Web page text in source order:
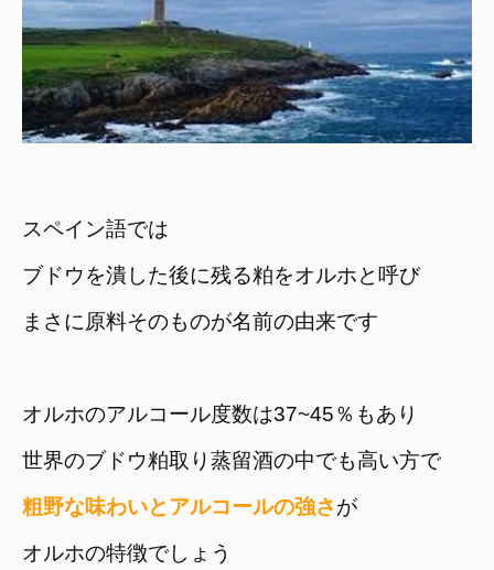
スペイン語では
ブドウを潰した後に残る粕をオルホと呼び
まさに原料そのものが名前の由来です
オルホのアルコール度数は37~45％もあり
世界のブドウ粕取り蒸留酒の中でも高い方で
粗野な味わいとアルコールの強さ
オルホの特徴でしょう